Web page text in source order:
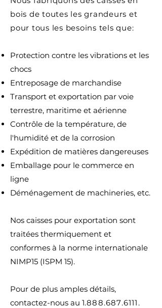
bois de toutes les grandeurs et
pour tous les besoins tels que:
Protection contre les vibrations et les
chocs
Entreposage de marchandise
Transport et exportation par voie
terrestre, maritime et aérienne
Contrôle de la température, de
l'humidité et de la corrosion
Expédition de matières dangereuses
Emballage pour le commerce en
ligne
Déménagement de machineries, etc.
Nos caisses pour exportation sont
traitées thermiquement et
conformes à la norme internationale
NIMP15 (ISPM 15).
Pour de plus amples détails,
contactez-nous au 1.888.687.6111.